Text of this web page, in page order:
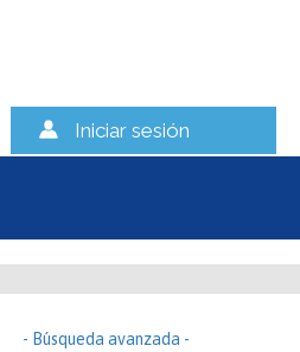
Iniciar sesión
- Búsqueda avanzada -